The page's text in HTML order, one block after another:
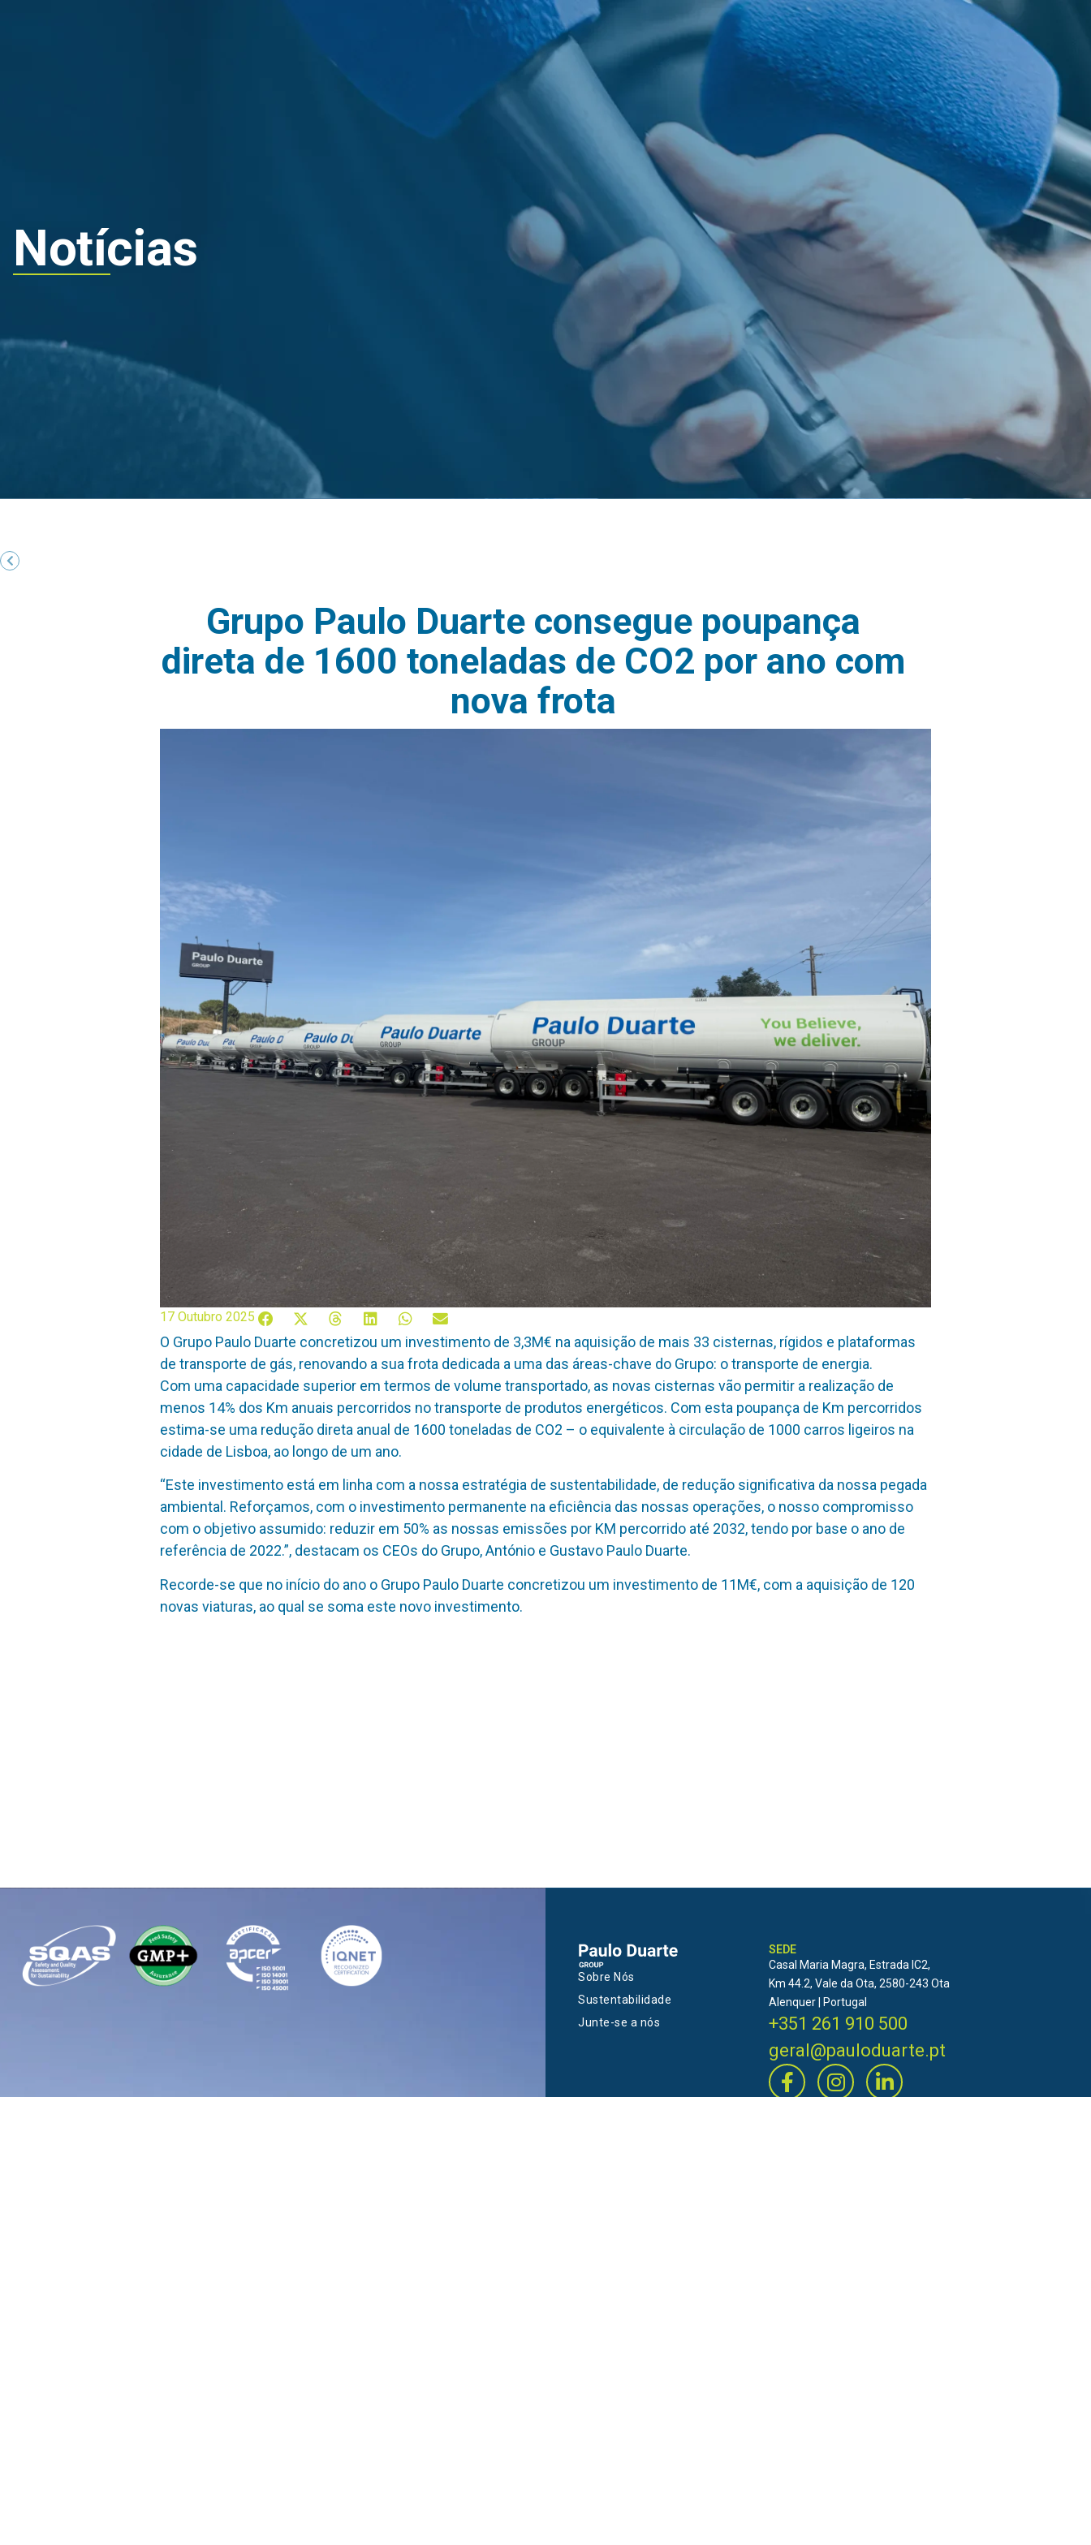
Notícias Junte-se a nós Contactos PT EN ES
Notícias
Grupo Paulo Duarte consegue poupança
direta de 1600 toneladas de CO2 por ano com
nova frota
17 Outubro 2025
O Grupo Paulo Duarte concretizou um investimento de 3,3M€ na aquisição de mais 33 cisternas, rígidos e plataformas
de transporte de gás, renovando a sua frota dedicada a uma das áreas-chave do Grupo: o transporte de energia.
Com uma capacidade superior em termos de volume transportado, as novas cisternas vão permitir a realização de
menos 14% dos Km anuais percorridos no transporte de produtos energéticos. Com esta poupança de Km percorridos
estima-se uma redução direta anual de 1600 toneladas de CO2 – o equivalente à circulação de 1000 carros ligeiros na
cidade de Lisboa, ao longo de um ano.
“Este investimento está em linha com a nossa estratégia de sustentabilidade, de redução significativa da nossa pegada
ambiental. Reforçamos, com o investimento permanente na eficiência das nossas operações, o nosso compromisso
com o objetivo assumido: reduzir em 50% as nossas emissões por KM percorrido até 2032, tendo por base o ano de
referência de 2022.”, destacam os CEOs do Grupo, António e Gustavo Paulo Duarte.
Recorde-se que no início do ano o Grupo Paulo Duarte concretizou um investimento de 11M€, com a aquisição de 120
novas viaturas, ao qual se soma este novo investimento.
Sobre Nós
Sustentabilidade
Junte-se a nós
SEDE
Casal Maria Magra, Estrada IC2,
Km 44.2, Vale da Ota, 2580-243 Ota
Alenquer | Portugal
+351 261 910 500
geral@pauloduarte.pt